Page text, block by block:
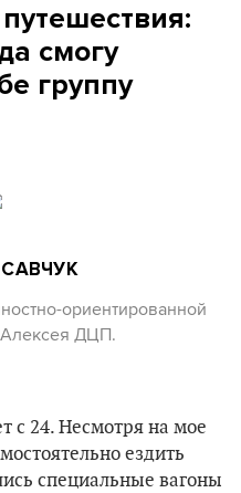
смогу
группу
ориентированной
ДЦП.
с 24. Несмотря на мое
ездить
специальные вагоны